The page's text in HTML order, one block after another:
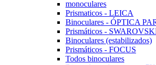
monoculares
Prismaticos - LEICA
Binoculares - ÓPTICA
Prismáticos -
Binoculares (estabilizados)
Prismáticos - FOCUS
Todos binoculares